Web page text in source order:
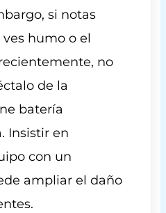
si notas
humo o el
no
de la
batería
Insistir en
con un
ampliar el daño